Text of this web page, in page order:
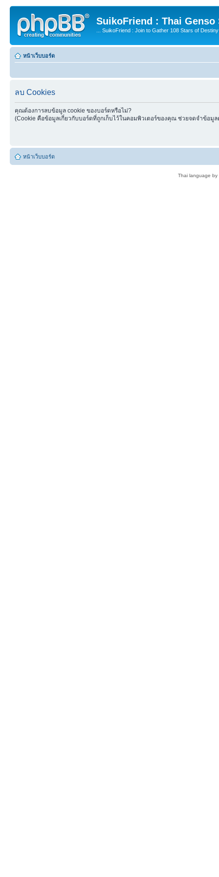
SuikoFriend : Thai Genso
... SuikoFriend : Join to Gather 108 Stars of
หน้าเว็บบอร์ด
ลบ Cookies
คุณต้องการลบข้อมูล cookie ของบอร์ดหรือไม่?
(Cookie คือข้อมูลเกี่ยวกับบอร์ดที่ถูกเก็บไว้ในคอมพิวเตอร์ของคุณ ช่วยจดจำข้อมูล
หน้าเว็บบอร์ด
Thai language by